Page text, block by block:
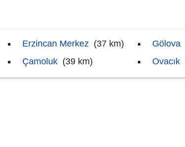
Erzincan Merkez (37 km)
Çamoluk (39 km)
Gölova
Ovacık